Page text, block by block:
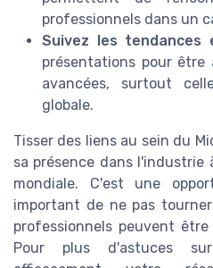
professionnels dans un
Suivez les tendances
présentations pour être
avancées, surtout
globale.
Tisser des liens au sein du
sa présence dans l'industrie
mondiale. C'est une
important de ne pas
professionnels peuvent
Pour plus d'astuces